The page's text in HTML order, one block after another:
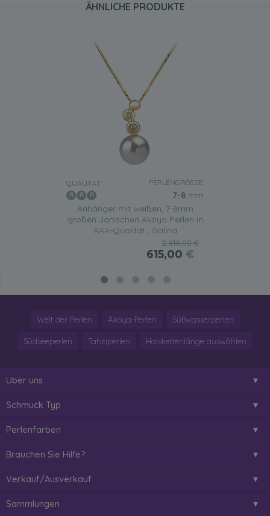
ÄHNLICHE PRODUKTE
QUALITÄT: PERLENGRÖSSE:
7-8 mm
Anhänger mit weißen, 7-8mm
großen Janischen Akoya Perlen in
AAA-Qualität , Galina
2.919,00 €
615,00 €
Welt der Perlen Akoya-Perlen Süßwasserperlen
Südseeperlen Tahitiperlen Halskettenlänge auswählen
Über uns
Schmuck Typ
Perlenfarben
Brauchen Sie Hilfe?
Verkauf/Ausverkauf
Sammlungen